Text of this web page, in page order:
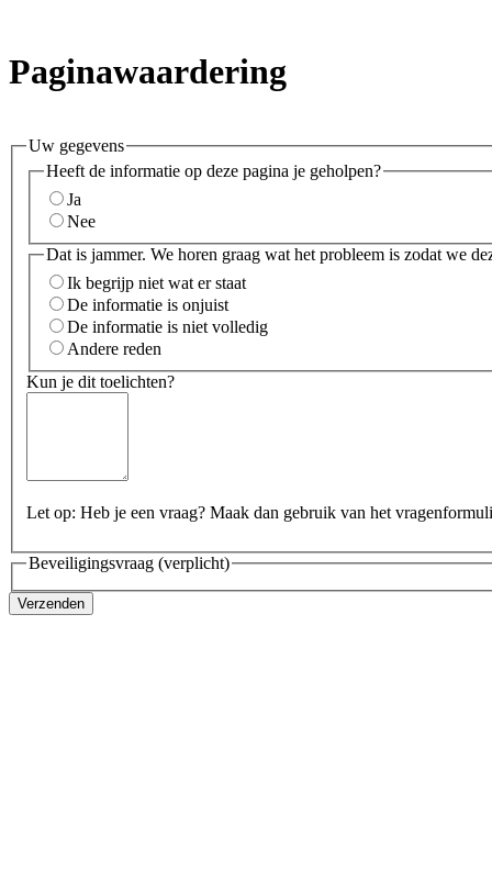
Paginawaardering
Uw gegevens
Heeft de informatie op deze pagina je geholpen?
Ja
Nee
Dat is jammer. We horen graag wat het probleem is zodat we
Ik begrijp niet wat er staat
De informatie is onjuist
De informatie is niet volledig
Andere reden
Kun je dit toelichten?
Let op: Heb je een vraag? Maak dan gebruik van het
Beveiligingsvraag (verplicht)
Verzenden